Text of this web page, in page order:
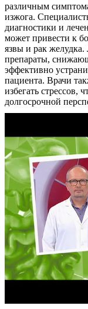
различным
изжога.
диагностики и
может привести к
язвы и рак
препараты,
эффективно
пациента. Врачи
избегать стрессов,
долгосрочной